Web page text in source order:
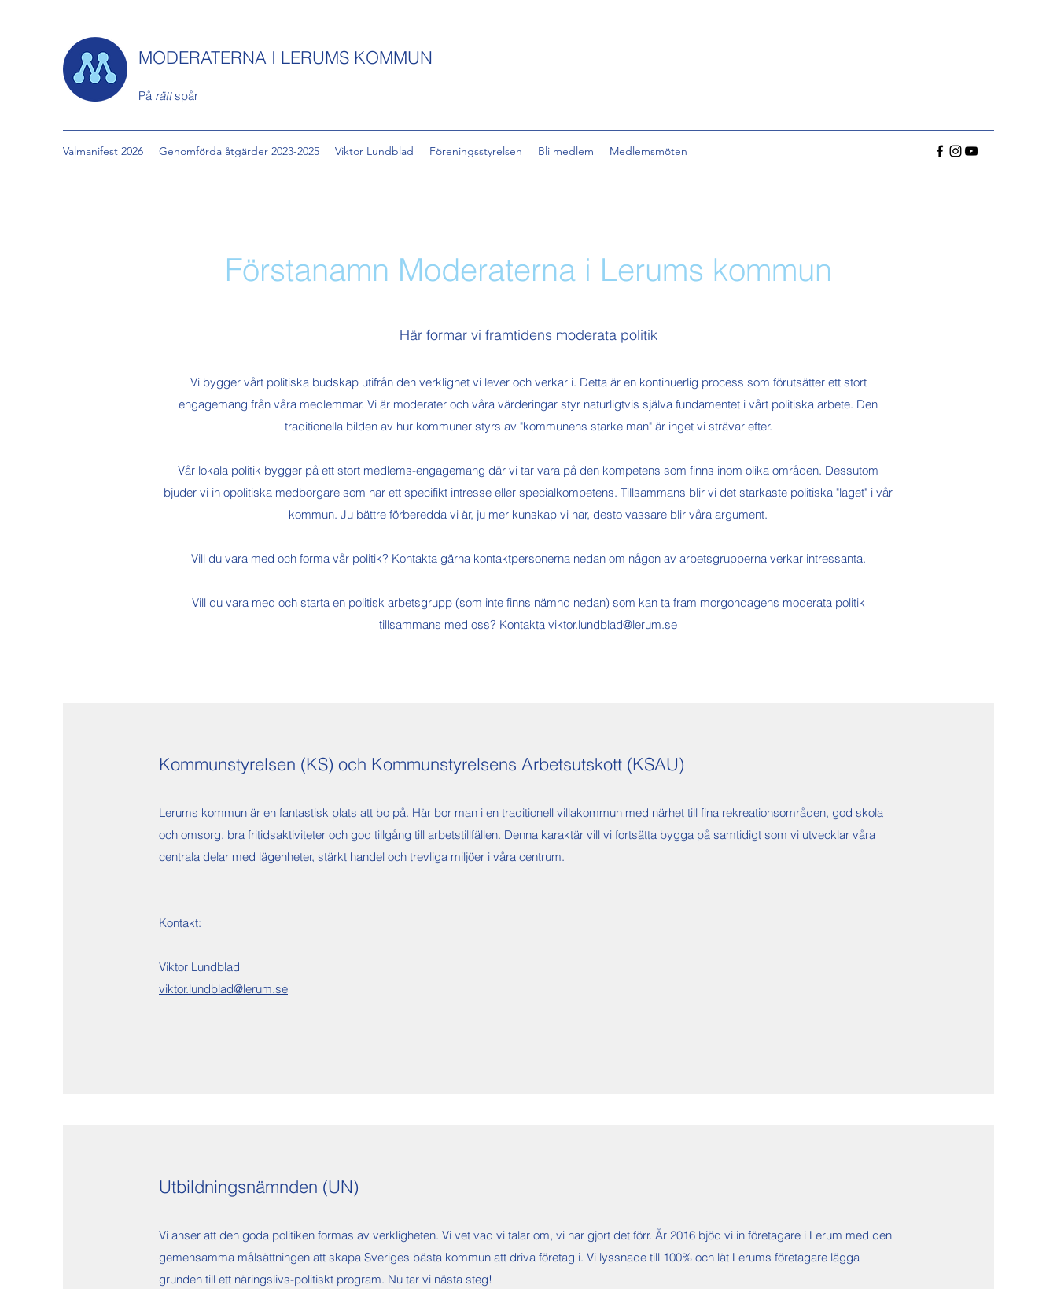
MODERATERNA I LERUMS KOMMUN
På rättspår
Valmanifest 2026 Genomförda åtgärder 2023-2025 Viktor Lundblad Föreningsstyrelsen Bli medlem Medlemsmöten
Förstanamn Moderaterna i Lerums kommun
Här formar vi framtidens moderata politik
Vi bygger vårt politiska budskap utifrån den verklighet vi lever och verkar i. Detta är en kontinuerlig process som förutsätter ett stort
engagemang från våra medlemmar. Vi är moderater och våra värderingar styr naturligtvis själva fundamentet i vårt politiska arbete. Den
traditionella bilden av hur kommuner styrs av "kommunens starke man" är inget vi strävar efter.
Vår lokala politik bygger på ett stort medlems-engagemang där vi tar vara på den kompetens som finns inom olika områden. Dessutom
bjuder vi in opolitiska medborgare som har ett specifikt intresse eller specialkompetens. Tillsammans blir vi det starkaste politiska "laget" i vår
kommun. Ju bättre förberedda vi är, ju mer kunskap vi har, desto vassare blir våra argument.
Vill du vara med och forma vår politik? Kontakta gärna kontaktpersonerna nedan om någon av arbetsgrupperna verkar intressanta.
Vill du vara med och starta en politisk arbetsgrupp (som inte finns nämnd nedan) som kan ta fram morgondagens moderata politik
tillsammans med oss? Kontakta viktor.lundblad@lerum.se
Kommunstyrelsen (KS) och Kommunstyrelsens Arbetsutskott (KSAU)
Lerums kommun är en fantastisk plats att bo på. Här bor man i en traditionell villakommun med närhet till fina rekreationsområden, god skola
och omsorg, bra fritidsaktiviteter och god tillgång till arbetstillfällen. Denna karaktär vill vi fortsätta bygga på samtidigt som vi utvecklar våra
centrala delar med lägenheter, stärkt handel och trevliga miljöer i våra centrum.
Kontakt:
Viktor Lundblad
viktor.lundblad@lerum.se
Utbildningsnämnden (UN)
Vi anser att den goda politiken formas av verkligheten. Vi vet vad vi talar om, vi har gjort det förr. År 2016 bjöd vi in företagare i Lerum med den
gemensamma målsättningen att skapa Sveriges bästa kommun att driva företag i. Vi lyssnade till 100% och lät Lerums företagare lägga
grunden till ett näringslivs-politiskt program. Nu tar vi nästa steg!